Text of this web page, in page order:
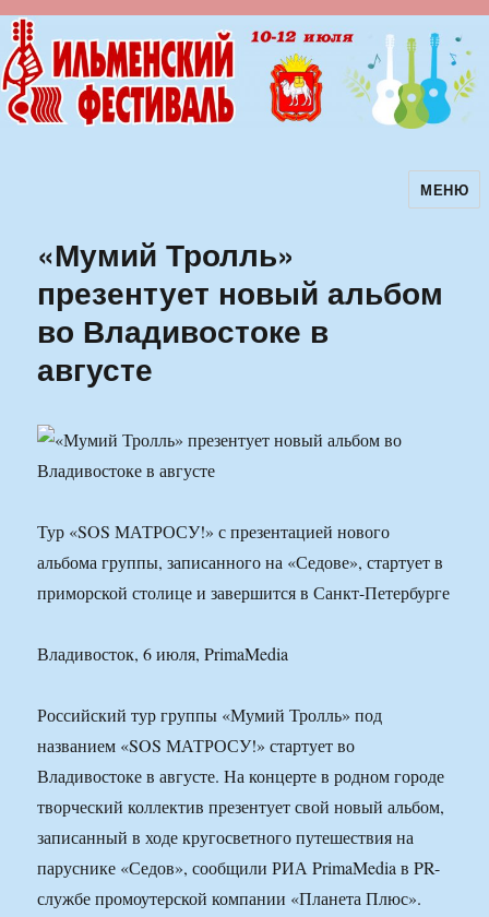
Ильменский фестиваль авторскойМЕНЮ
«Мумий Тролль»
презентует новый альбом
во Владивостоке в
августе
Тур «SOS МАТРОСУ!» с презентацией нового
альбома группы, записанного на «Седове», стартует в
приморской столице и завершится в Санкт-Петербурге
Владивосток, 6 июля, PrimaMedia
Российский тур группы «Мумий Тролль» под
названием «SOS МАТРОСУ!» стартует во
Владивостоке в августе. На концерте в родном городе
творческий коллектив презентует свой новый альбом,
записанный в ходе кругосветного путешествия на
паруснике «Седов», сообщили РИА PrimaMedia в PR-
службе промоутерской компании «Планета Плюс».